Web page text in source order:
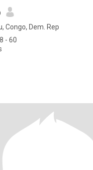
Congo, Dem. Rep
- 60